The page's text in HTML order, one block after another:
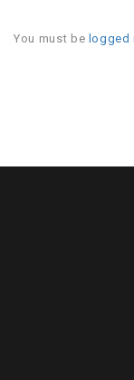
You must be logged